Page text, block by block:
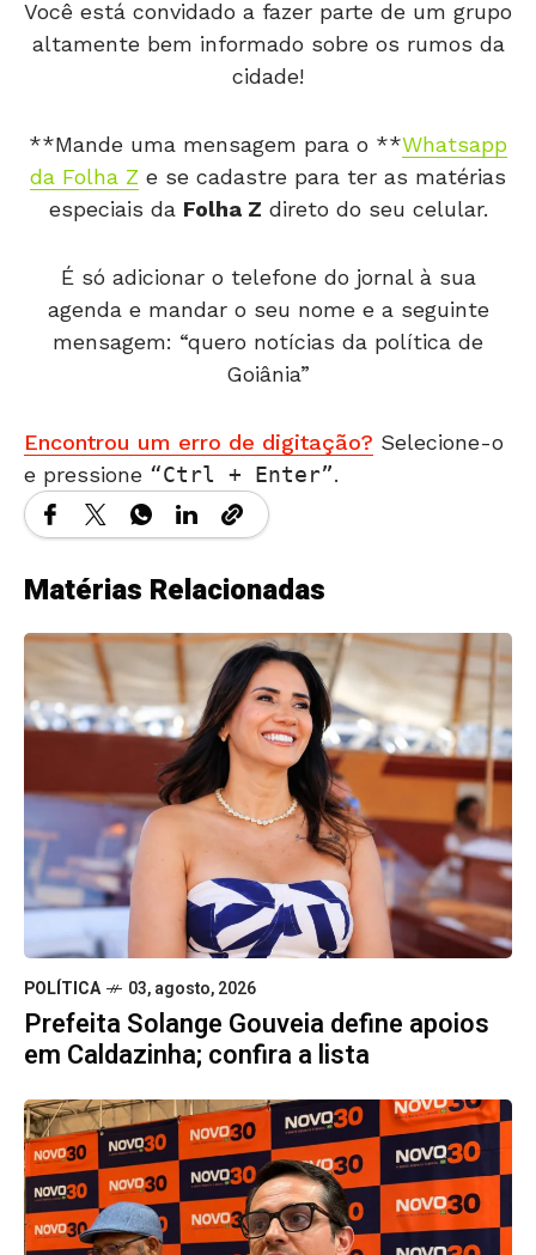
Você está convidado a fazer parte de um grupo
altamente bem informado sobre os rumos da
cidade!
**Mande uma mensagem para o **Whatsapp
da Folha Z e se cadastre para ter as matérias
especiais da Folha Z direto do seu celular.
É só adicionar o telefone do jornal à sua
agenda e mandar o seu nome e a seguinte
mensagem: “quero notícias da política de
Goiânia”
Encontrou um erro de digitação? Selecione-o
e pressione
Ctrl + Enter .
Matérias Relacionadas
POLÍTICA 03, agosto, 2026
Prefeita Solange Gouveia define apoios
em Caldazinha; confira a lista